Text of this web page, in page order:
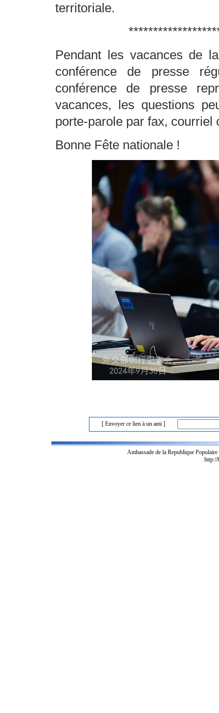
territoriale.
Pendant les vacances de
conférence de presse
conférence de presse
vacances, les questions
porte-parole par fax,
Bonne Fête nationale !
[ Envoyer ce lien à un ami ]
Ambassade de la Republique
http://